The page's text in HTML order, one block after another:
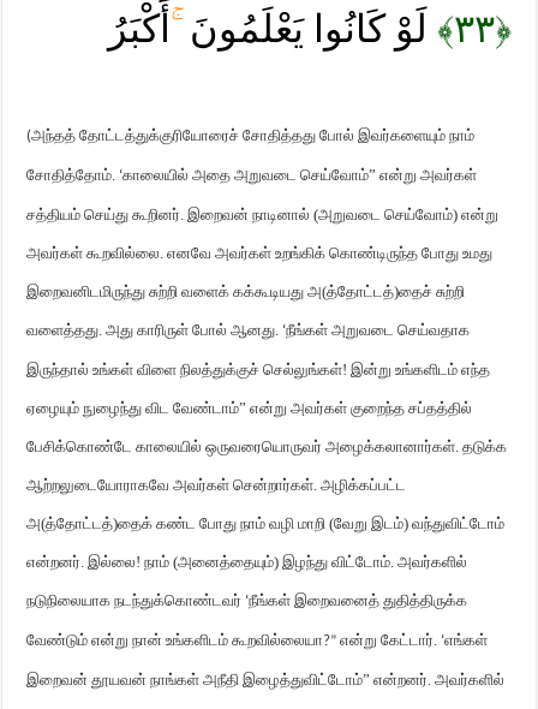
أَكْبَرُۚلَوْ كَانُوا يَعْلَمُونَ ﴿٣٣﴾
(அந்தத் தோட்டத்துக்குரியோரைச் சோதித்தது போல் இவர்களையும் நாம்
சோதித்தோம். ‘காலையில் அதை அறுவடை செய்வோம்” என்று அவர்கள்
சத்தியம் செய்து கூறினர். இறைவன் நாடினால் (அறுவடை செய்வோம்) என்று
அவர்கள் கூறவில்லை. எனவே அவர்கள் உறங்கிக் கொண்டிருந்த போது உமது
இறைவனிடமிருந்து சுற்றி வளைக் கக்கூடியது அ(த்தோட்டத்)தைச் சுற்றி
வளைத்தது. அது காரிருள் போல் ஆனது. ‘நீங்கள் அறுவடை செய்வதாக
இருந்தால் உங்கள் விளை நிலத்துக்குச் செல்லுங்கள்! இன்று உங்களிடம் எந்த
ஏழையும் நுழைந்து விட வேண்டாம்” என்று அவர்கள் குறைந்த சப்தத்தில்
பேசிக்கொண்டே காலையில் ஒருவரையொருவர் அழைக்கலானார்கள். தடுக்க
ஆற்றலுடையோராகவே அவர்கள் சென்றார்கள். அழிக்கப்பட்ட
அ(த்தோட்டத்)தைக் கண்ட போது நாம் வழி மாறி (வேறு இடம்) வந்துவிட்டோம்
என்றனர். இல்லை! நாம் (அனைத்தையும்) இழந்து விட்டோம். அவர்களில்
நடுநிலையாக நடந்துக்கொண்டவர் ‘நீங்கள் இறைவனைத் துதித்திருக்க
வேண்டும் என்று நான் உங்களிடம் கூறவில்லையா?”என்று கேட்டார். ‘எங்கள்
இறைவன் தூயவன் நாங்கள் அநீதி இழைத்துவிட்டோம்” என்றனர். அவர்களில்